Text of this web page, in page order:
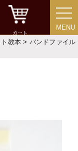
カート
MENU
MENU
ト教本 > バンドファイル
・マイページ
・保証